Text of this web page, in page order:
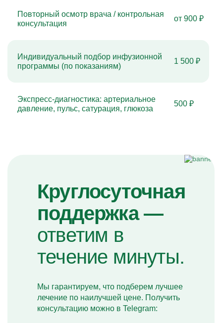
Повторный осмотр врача / контрольная
консультация
от 900 ₽
Индивидуальный подбор инфузионной
программы (по показаниям)
1 500 ₽
Экспресс-диагностика: артериальное
давление, пульс, сатурация, глюкоза
500 ₽
Круглосуточная
поддержка —
ответим в
течение минуты.
Мы гарантируем, что подберем лучшее
лечение по наилучшей цене. Получить
консультацию можно в Telegram: